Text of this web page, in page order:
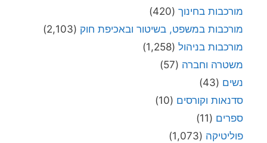
מורכבות בחינוך (420)
מורכבות במשפט, בשיטור ובאכיפת חוק (2,103)
מורכבות בניהול (1,258)
משטרה וחברה (57)
נשים (43)
סדנאות וקורסים (10)
ספרים (11)
פוליטיקה (1,073)